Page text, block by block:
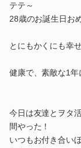
テテ～
28歳のお誕生日お
とにもかくにも幸
健康で、素敵な1年
今日は友達とヲタ
間やった！
いつもお付き合い